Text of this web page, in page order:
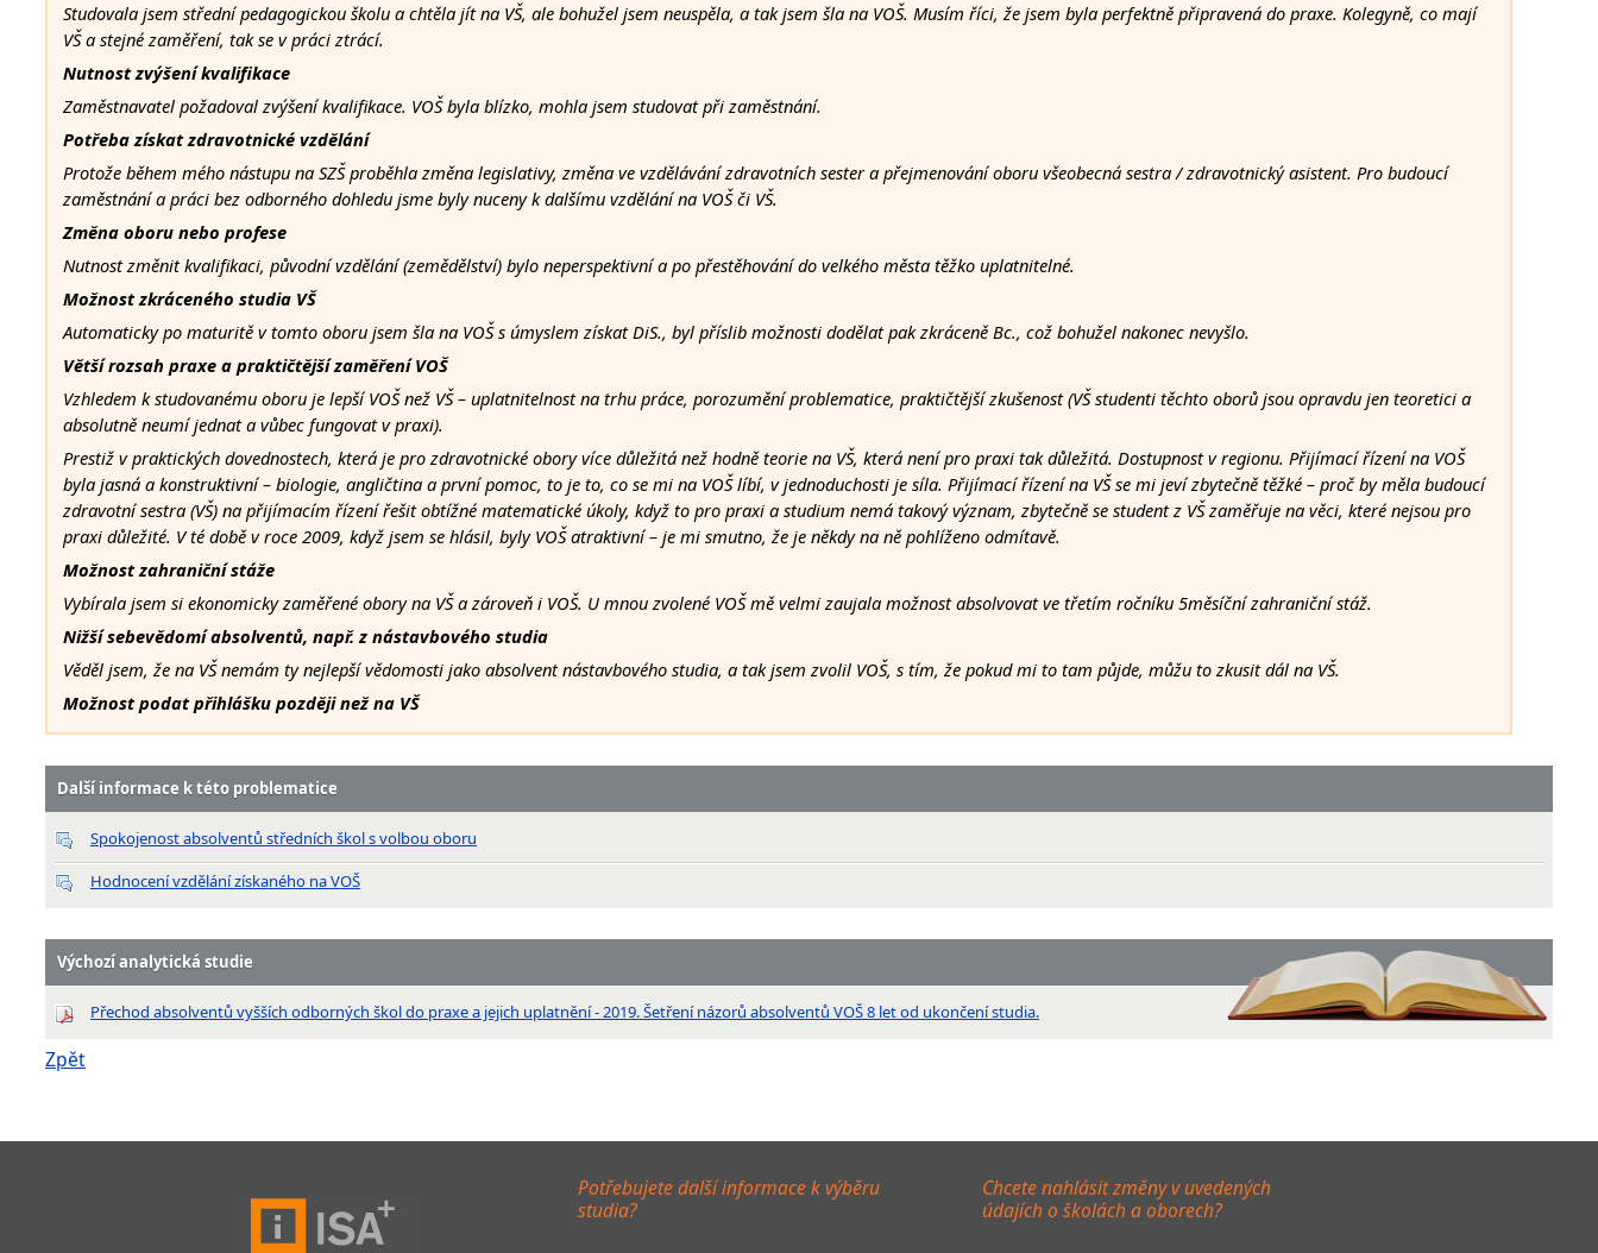
Studovala jsem střední pedagogickou školu a chtěla jít na VŠ, ale bohužel jsem neuspěla, a tak jsem šla na VOŠ. Musím říci, že jsem byla perfektně připravená do praxe. Kolegyně, co mají
VŠ a stejné zaměření, tak se v práci ztrácí.
Nutnost zvýšení kvalifikace
Zaměstnavatel požadoval zvýšení kvalifikace. VOŠ byla blízko, mohla jsem studovat při zaměstnání.
Potřeba získat zdravotnické vzdělání
Protože během mého nástupu na SZŠ proběhla změna legislativy, změna ve vzdělávání zdravotních sester a přejmenování oboru všeobecná sestra / zdravotnický asistent. Pro budoucí
zaměstnání a práci bez odborného dohledu jsme byly nuceny k dalšímu vzdělání na VOŠ či VŠ.
Změna oboru nebo profese
Nutnost změnit kvalifikaci, původní vzdělání (zemědělství) bylo neperspektivní a po přestěhování do velkého města těžko uplatnitelné.
Možnost zkráceného studia VŠ
Automaticky po maturitě v tomto oboru jsem šla na VOŠ s úmyslem získat DiS., byl příslib možnosti dodělat pak zkráceně Bc., což bohužel nakonec nevyšlo.
Větší rozsah praxe a praktičtější zaměření VOŠ
Vzhledem k studovanému oboru je lepší VOŠ než VŠ – uplatnitelnost na trhu práce, porozumění problematice, praktičtější zkušenost (VŠ studenti těchto oborů jsou opravdu jen teoretici a
absolutně neumí jednat a vůbec fungovat v praxi).
Prestiž v praktických dovednostech, která je pro zdravotnické obory více důležitá než hodně teorie na VŠ, která není pro praxi tak důležitá. Dostupnost v regionu. Přijímací řízení na VOŠ
byla jasná a konstruktivní – biologie, angličtina a první pomoc, to je to, co se mi na VOŠ líbí, v jednoduchosti je síla. Přijímací řízení na VŠ se mi jeví zbytečně těžké – proč by měla budoucí
zdravotní sestra (VŠ) na přijímacím řízení řešit obtížné matematické úkoly, když to pro praxi a studium nemá takový význam, zbytečně se student z VŠ zaměřuje na věci, které nejsou pro
praxi důležité. V té době v roce 2009, když jsem se hlásil, byly VOŠ atraktivní – je mi smutno, že je někdy na ně pohlíženo odmítavě.
Možnost zahraniční stáže
Vybírala jsem si ekonomicky zaměřené obory na VŠ a zároveň i VOŠ. U mnou zvolené VOŠ mě velmi zaujala možnost absolvovat ve třetím ročníku 5měsíční zahraniční stáž.
Nižší sebevědomí absolventů, např. z nástavbového studia
Věděl jsem, že na VŠ nemám ty nejlepší vědomosti jako absolvent nástavbového studia, a tak jsem zvolil VOŠ, s tím, že pokud mi to tam půjde, můžu to zkusit dál na VŠ.
Možnost podat přihlášku později než na VŠ
Další informace k této problematice
Spokojenost absolventů středních škol s volbou oboru
Hodnocení vzdělání získaného na VOŠ
Výchozí analytická studie
Přechod absolventů vyšších odborných škol do praxe a jejich uplatnění - 2019. Šetření názorů absolventů VOŠ 8 let od ukončení studia.
Zpět
Potřebujete další informace k výběru
studia?
Chcete nahlásit změny v uvedených
údajích o školách a oborech?